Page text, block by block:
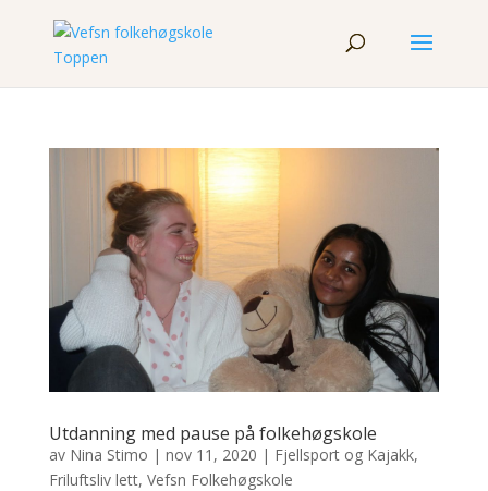
Utdanning med pause på folkehøgskole
av Nina Stimo | nov 11, 2020 | Fjellsport og Kajakk,
Friluftsliv lett, Vefsn Folkehøgskole